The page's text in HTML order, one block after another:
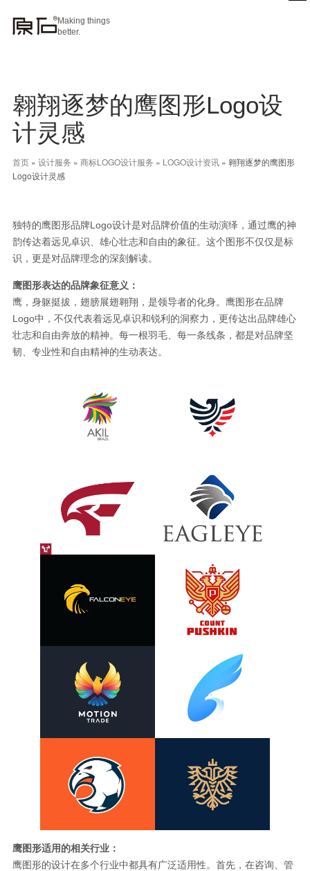
Making things
better.
翱翔逐梦的鹰图形Logo设
计灵感
首页 » 设计服务 » 商标LOGO设计服务 » LOGO设计资讯 » 翱翔逐梦的鹰图形
Logo设计灵感
独特的鹰图形品牌Logo设计是对品牌价值的生动演绎，通过鹰的神
韵传达着远见卓识、雄心壮志和自由的象征。这个图形不仅仅是标
识，更是对品牌理念的深刻解读。
鹰图形表达的品牌象征意义：
鹰，身躯挺拔，翅膀展翅翱翔，是领导者的化身。鹰图形在品牌
Logo中，不仅代表着远见卓识和锐利的洞察力，更传达出品牌雄心
壮志和自由奔放的精神。每一根羽毛、每一条线条，都是对品牌坚
韧、专业性和自由精神的生动表达。
鹰图形适用的相关行业：
鹰图形的设计在多个行业中都具有广泛适用性。首先，在咨询、管